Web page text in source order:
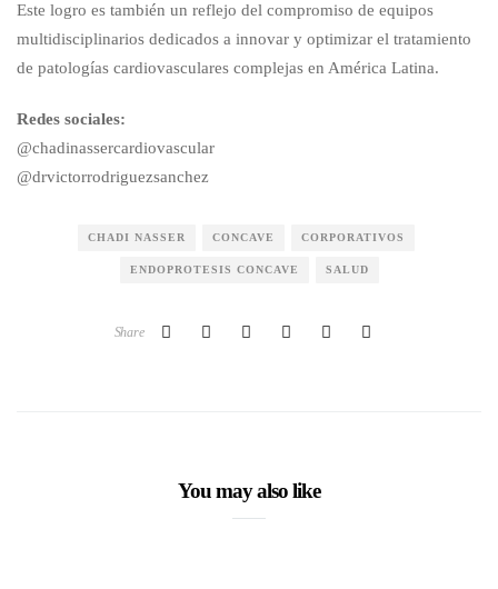
Este logro es también un reflejo del compromiso de equipos
multidisciplinarios dedicados a innovar y optimizar el tratamiento
de patologías cardiovasculares complejas en América Latina.
Redes sociales:
@chadinassercardiovascular
@drvictorrodriguezsanchez
CHADI NASSER CONCAVE CORPORATIVOS
ENDOPROTESIS CONCAVE SALUD
Share
You may also like